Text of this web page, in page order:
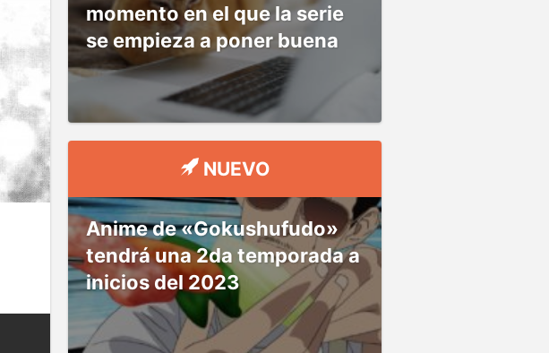
momento en el que la serie
se empieza a poner buena
NUEVO
Anime de «Gokushufudo»
tendrá una 2da temporada a
inicios del 2023